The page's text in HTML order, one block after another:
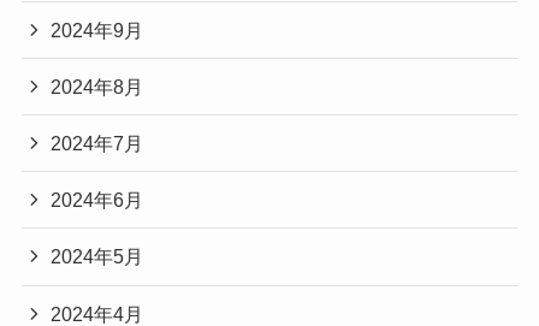
2024年9月
2024年8月
2024年7月
2024年6月
2024年5月
2024年4月